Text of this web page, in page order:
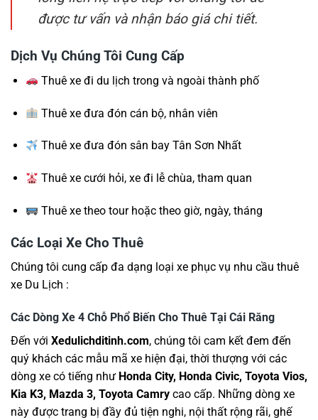
được tư vấn và nhận báo giá chi tiết.
Dịch Vụ Chúng Tôi Cung Cấp
Thuê xe đi du lịch trong và ngoài thành phố
Thuê xe đưa đón cán bộ, nhân viên
Thuê xe đưa đón sân bay Tân Sơn Nhất
Thuê xe cưới hỏi, xe đi lễ chùa, tham quan
Thuê xe theo tour hoặc theo giờ, ngày, tháng
Các Loại Xe Cho Thuê
Chúng tôi cung cấp đa dạng loại xe phục vụ nhu cầu thuê
xe Du Lịch :
Các Dòng Xe 4 Chỗ Phổ Biến Cho Thuê Tại Cái Răng
Đến với Xedulichditinh.com, chúng tôi cam kết đem đến
quý khách các mẫu mã xe hiện đại, thời thượng với các
dòng xe có tiếng như Honda City, Honda Civic, Toyota Vios,
Kia K3, Mazda 3, Toyota Camry cao cấp. Những dòng xe
này được trang bị đầy đủ tiện nghi, nội thất rộng rãi, ghế